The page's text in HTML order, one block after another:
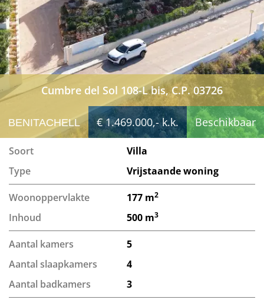
Cumbre del Sol 108-L bis, C.P. 03726
BENITACHELL € 1.469.000,- k.k. Beschikbaar
Soort
Villa
Type
Vrijstaande woning
Woonoppervlakte 177 m2
Inhoud 500 m3
Aantal kamers
5
Aantal slaapkamers
4
Aantal badkamers
3